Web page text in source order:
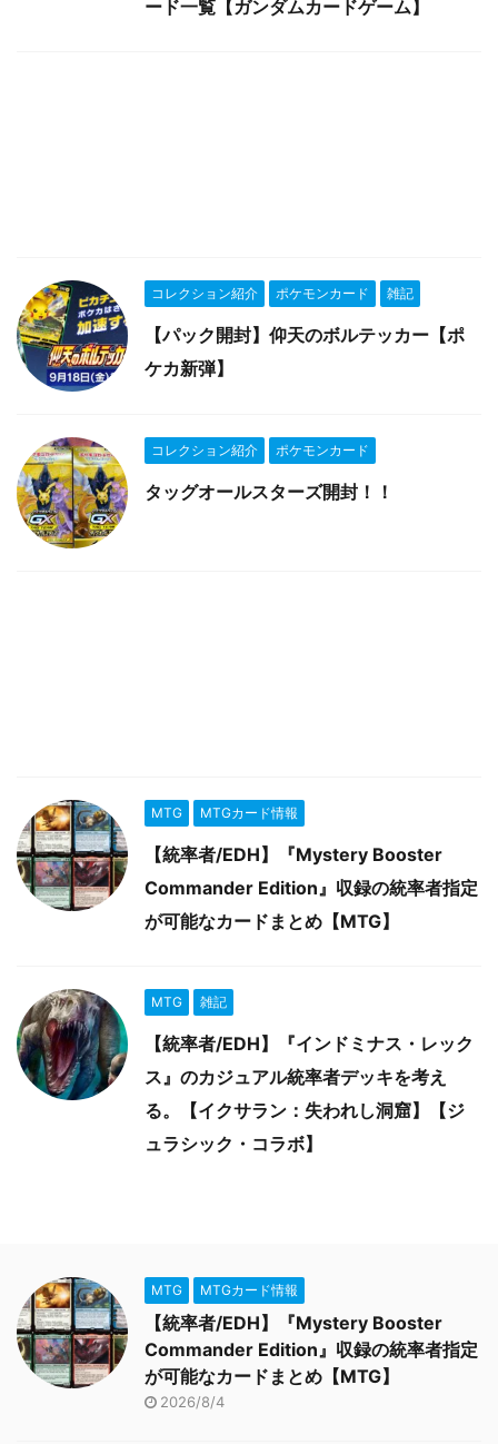
ード一覧【ガンダムカードゲーム】
コレクション紹介 ポケモンカード 雑記
【パック開封】仰天のボルテッカー【ポ
ケカ新弾】
コレクション紹介 ポケモンカード
タッグオールスターズ開封！！
MTG MTGカード情報
【統率者/EDH】『Mystery Booster
Commander Edition』収録の統率者指定
が可能なカードまとめ【MTG】
MTG 雑記
【統率者/EDH】『インドミナス・レック
ス』のカジュアル統率者デッキを考え
る。【イクサラン：失われし洞窟】【ジ
ュラシック・コラボ】
MTG MTGカード情報
【統率者/EDH】『Mystery Booster
Commander Edition』収録の統率者指定
が可能なカードまとめ【MTG】
2026/8/4